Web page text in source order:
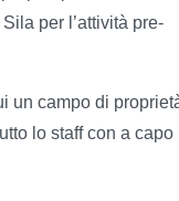
per l’attività pre-
un campo di
lo staff con a capo